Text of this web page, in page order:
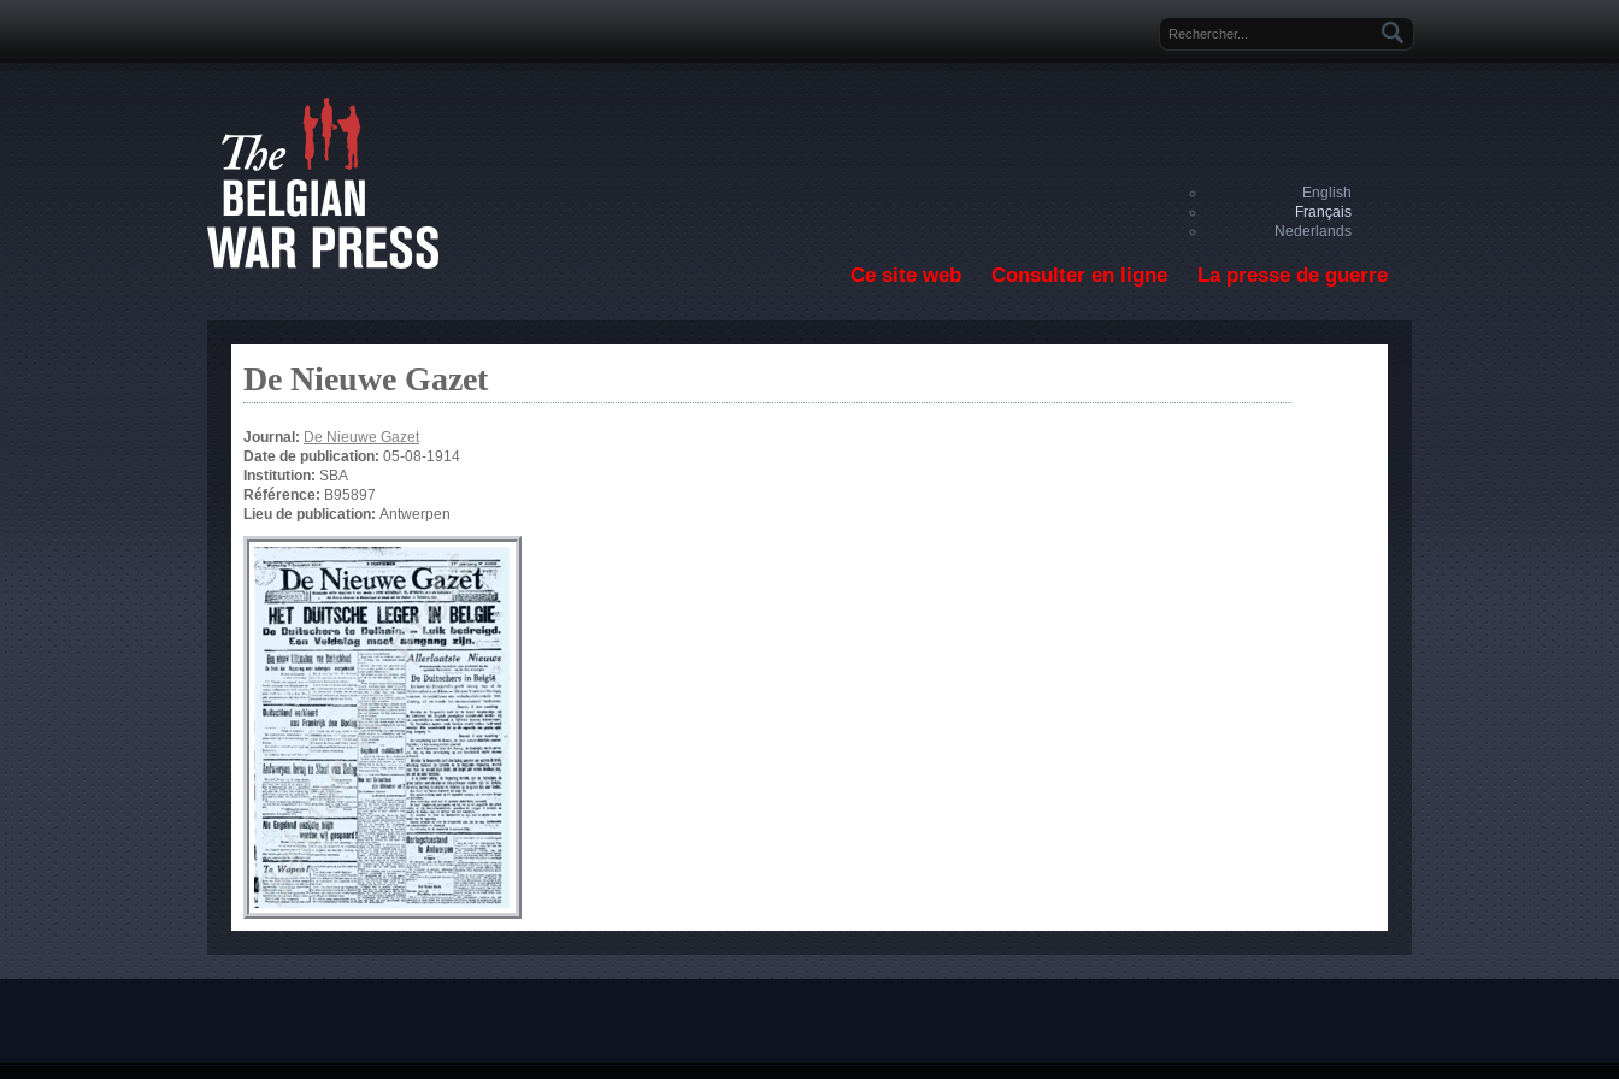
Formulaire de recherche
English
Français
Nederlands
Ce site web Consulter en ligne La presse de guerre
De Nieuwe Gazet
Journal: De Nieuwe Gazet
Date de publication: 05-08-1914
Institution: SBA
Référence: B95897
Lieu de publication: Antwerpen